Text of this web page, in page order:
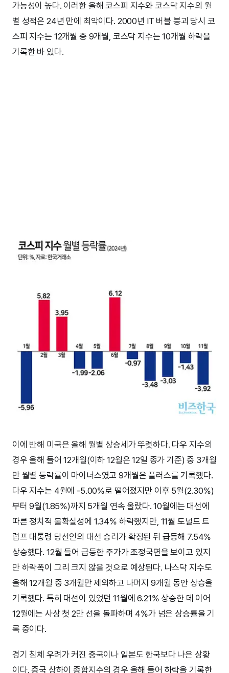
가능성이 높다. 이러한 올해 코스피 지수와 코스닥 지수의 월
별 성적은 24년 만에 최악이다. 2000년 IT 버블 붕괴 당시 코
스피 지수는 12개월 중 9개월, 코스닥 지수는 10개월 하락을
기록한 바 있다.
이에 반해 미국은 올해 월별 상승세가 뚜렷하다. 다우 지수의
경우 올해 들어 12개월(이하 12월은 12일 종가 기준) 중 3개월
만 월별 등락률이 마이너스였고 9개월은 플러스를 기록했다.
다우 지수는 4월에 -5.00%로 떨어졌지만 이후 5월(2.30%)
부터 9월(1.85%)까지 5개월 연속 올랐다. 10월에는 대선에
따른 정치적 불확실성에 1.34% 하락했지만, 11월 도널드 트
럼프 대통령 당선인의 대선 승리가 확정된 뒤 급등해 7.54%
상승했다. 12월 들어 급등한 주가가 조정국면을 보이고 있지
만 하락폭이 그리 크지 않을 것으로 예상된다. 나스닥 지수도
올해 12개월 중 3개월만 제외하고 나머지 9개월 동안 상승을
기록했다. 특히 대선이 있었던 11월에 6.21% 상승한 데 이어
12월에는 사상 첫 2만 선을 돌파하며 4%가 넘은 상승률을 기
록 중이다.
경기 침체 우려가 커진 중국이나 일본도 한국보다 나은 상황
이다. 중국 상하이 종합지수의 경우 올해 들어 하락을 기록한